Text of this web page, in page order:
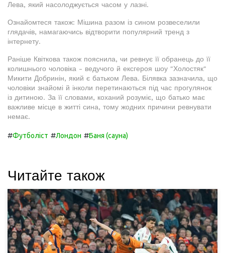
Лева, який насолоджується часом у лазні.
Ознайомтеся також: Мішина разом із сином розвеселили
глядачів, намагаючись відтворити популярний тренд з
інтернету.
Раніше Квіткова також пояснила, чи ревнує її обранець до її
колишнього чоловіка - ведучого й ексгероя шоу "Холостяк"
Микити Добринін, який є батьком Лева. Білявка зазначила, що
чоловіки знайомі й інколи перетинаються під час прогулянок
із дитиною. За її словами, коханий розуміє, що батько має
важливе місце в житті сина, тому жодних причини ревнувати
немає.
#Футболіст #Лондон #Баня (сауна)
Читайте також